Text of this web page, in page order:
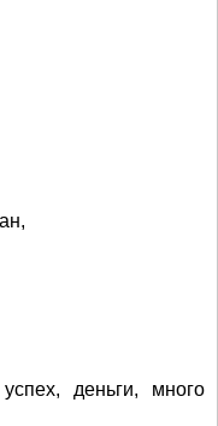
деньги, много